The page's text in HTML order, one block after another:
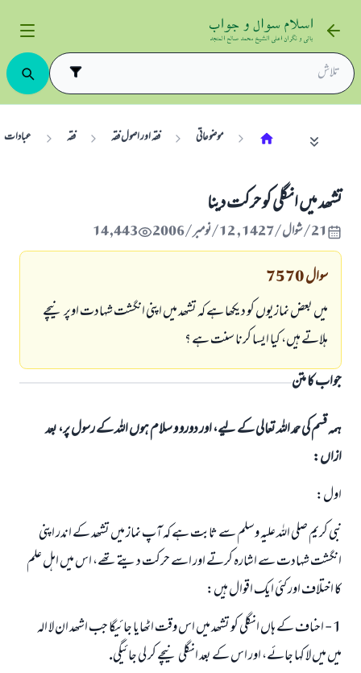
موضوعاتی فقہ اور اصول فقہ فقہ عبادات
تشھد ميں انگلى كو حركت دينا
21/شوال/1427 , 12/نومبر/2006 14,443
سوال7570
ميں بعض نمازيوں كو ديكھا ہے كہ تشھد ميں اپنى انگشت شہادت اوپر نيچے
ہلاتے ہيں، كيا ايسا كرنا سنت ہے ؟
جواب کا متن
ہمہ قسم کی حمد اللہ تعالی کے لیے، اور دورو و سلام ہوں اللہ کے رسول پر، بعد
ازاں:
اول:
نبى كريم صلى اللہ عليہ وسلم سے ثابت ہے كہ آپ نماز ميں تشھد كے اندر اپنى
انگشت شہادت سے اشارہ كرتے اور اسے حركت ديتے تھے، اس ميں اہل علم
كا اختلاف اور كئى ايك اقوال ہيں:
1 - احناف كے ہاں انگلى كو تشھد ميں اس وقت اٹھايا جائيگا جب اشھد ان لا الہ
ميں ميں لا كہا جائے، اور اس كے بعد انگلى نيچے كر لى جائيگى.